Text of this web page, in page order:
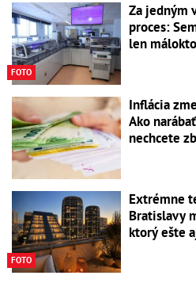
FOTO
Za jedným
proces:
len málokto
Inflácia
Ako
nechcete
FOTO
Extrémne
Bratislavy
ktorý ešte